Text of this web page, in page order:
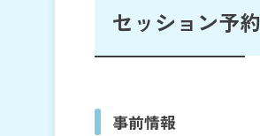
セッション予約
事前情報